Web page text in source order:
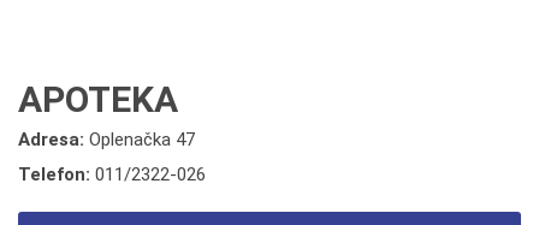
APOTEKA
Adresa: Oplenačka 47
Telefon: 011/2322-026